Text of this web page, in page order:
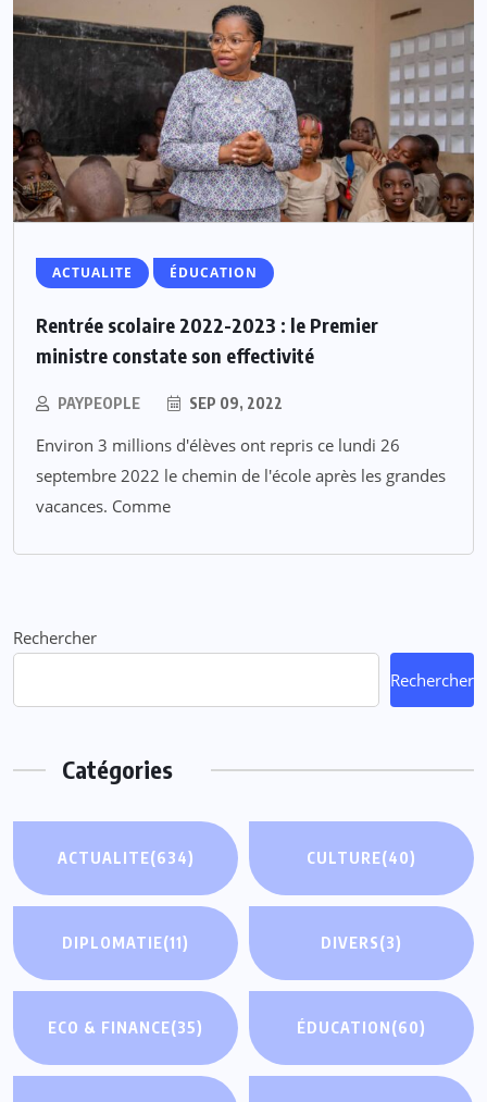
ACTUALITE ÉDUCATION
Rentrée scolaire 2022-2023 : le Premier
ministre constate son effectivité
PAYPEOPLE SEP 09, 2022
Environ 3 millions d'élèves ont repris ce lundi 26
septembre 2022 le chemin de l'école après les grandes
vacances. Comme
Rechercher
Rechercher
Catégories
ACTUALITE(634) CULTURE(40)
DIPLOMATIE(11) DIVERS(3)
ECO & FINANCE(35) ÉDUCATION(60)